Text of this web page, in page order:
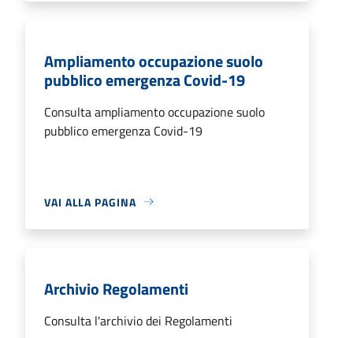
Ampliamento occupazione suolo
pubblico emergenza Covid-19
Consulta ampliamento occupazione suolo
pubblico emergenza Covid-19
VAI ALLA PAGINA
Archivio Regolamenti
Consulta l'archivio dei Regolamenti